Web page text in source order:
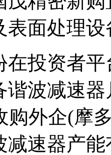
表面处理
资者平
谐波减速
购外企(摩
减速器产